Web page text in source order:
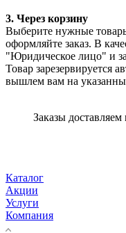
3. Через корзину
Выберите нужные
оформляйте заказ. В
"Юридическое лицо" и
Товар зарезервируется
вышлем вам на
Заказы
Каталог
Акции
Услуги
Компания